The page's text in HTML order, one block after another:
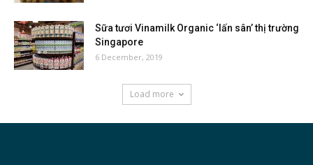
Sữa tươi Vinamilk Organic ‘lấn sân’ thị trường
Singapore
6 December, 2019
Load more